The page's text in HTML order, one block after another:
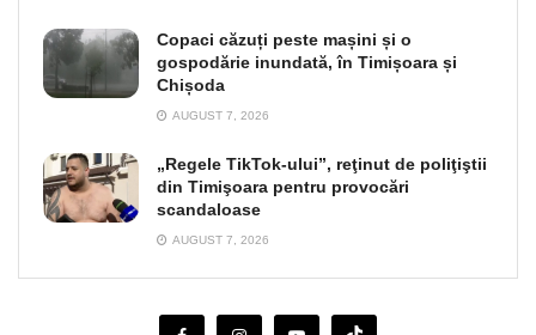
Copaci căzuți peste mașini și o
gospodărie inundată, în Timișoara și
Chișoda
AUGUST 7, 2026
„Regele TikTok-ului”, reţinut de poliţiştii
din Timişoara pentru provocări
scandaloase
AUGUST 7, 2026